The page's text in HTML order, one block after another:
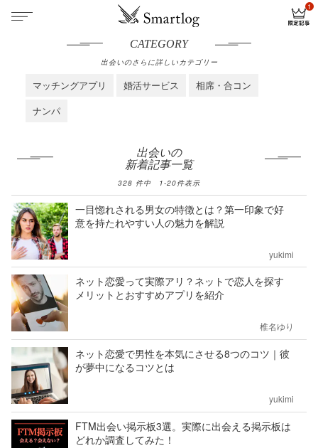
CATEGORY
出会いのさらに詳しいカテゴリー
マッチングアプリ 婚活サービス
相席・合コン
ナンパ
出会いの
新着記事一覧
328 件中 1-20件表示
一目惚れされる男女の特徴とは？第一印象で好
意を持たれやすい人の魅力を解説
yukimi
ネット恋愛って実際アリ？ネットで恋人を探す
メリットとおすすめアプリを紹介
椎名ゆり
ネット恋愛で男性を本気にさせる8つのコツ｜彼
が夢中になるコツとは
yukimi
FTM出会い掲示板3選。実際に出会える掲示板は
どれか調査してみた！